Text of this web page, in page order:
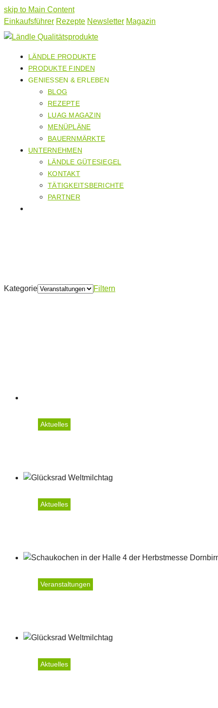
skip to Main Content
Einkaufsführer Rezepte Newsletter Magazin
LÄNDLE PRODUKTE
PRODUKTE FINDEN
GENIESSEN & ERLEBEN
BLOG
REZEPTE
LUAG MAGAZIN
MENÜPLÄNE
BAUERNMÄRKTE
UNTERNEHMEN
LÄNDLE GÜTESIEGEL
KONTAKT
TÄTIGKEITSBERICHTE
PARTNER
Kategorie Filtern
Aktuelles
Aktuelles
Veranstaltungen
Aktuelles